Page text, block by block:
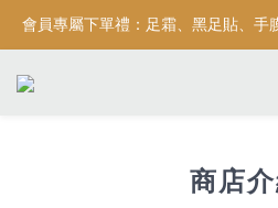
按摩系列滿$3000元，加碼送滿額
會員專屬下單禮：足霜、黑足貼、
按摩系列滿$3000元，加碼送滿額
商店